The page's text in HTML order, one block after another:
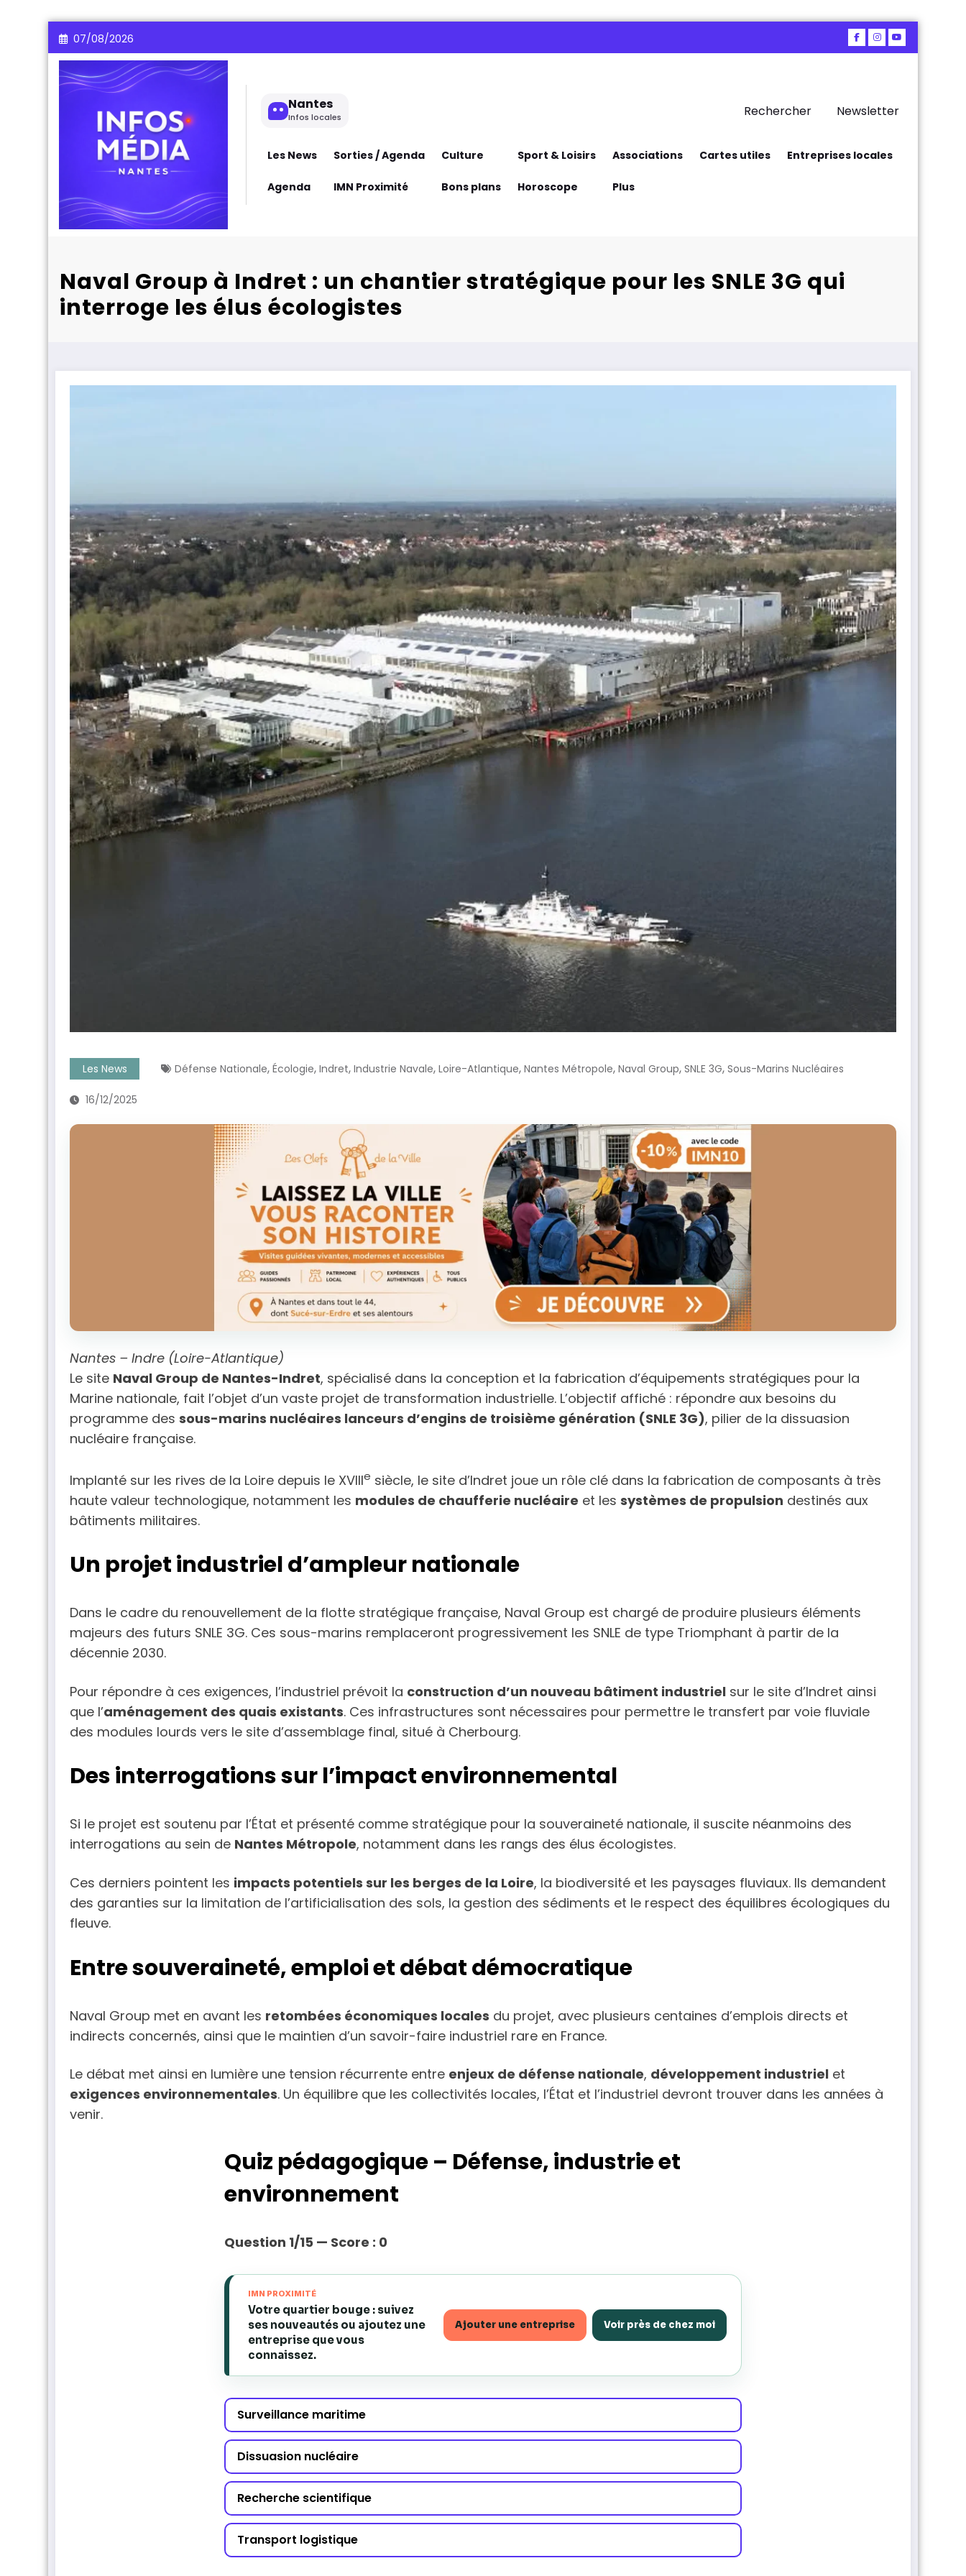
Aller
au
contenu
07/08/2026
Nantes
Infos locales Rechercher Newsletter
Les News Sorties / Agenda Culture Sport & Loisirs Associations Cartes utiles Entreprises locales
Agenda IMN Proximité Bons plans Horoscope Plus
Naval Group à Indret : un chantier stratégique pour les SNLE 3G qui
interroge les élus écologistes
Les News Défense Nationale, Écologie, Indret, Industrie Navale, Loire-Atlantique, Nantes Métropole, Naval Group, SNLE 3G, Sous-Marins Nucléaires
16/12/2025
Nantes – Indre (Loire-Atlantique)
Le site Naval Group de Nantes-Indret, spécialisé dans la conception et la fabrication d’équipements stratégiques pour la
Marine nationale, fait l’objet d’un vaste projet de transformation industrielle. L’objectif affiché : répondre aux besoins du
programme des sous-marins nucléaires lanceurs d’engins de troisième génération (SNLE 3G), pilier de la dissuasion
nucléaire française.
Implanté sur les rives de la Loire depuis le XVIIIe siècle, le site d’Indret joue un rôle clé dans la fabrication de composants à très
haute valeur technologique, notamment les modules de chaufferie nucléaire et les systèmes de propulsion destinés aux
bâtiments militaires.
Un projet industriel d’ampleur nationale
Dans le cadre du renouvellement de la flotte stratégique française, Naval Group est chargé de produire plusieurs éléments
majeurs des futurs SNLE 3G. Ces sous-marins remplaceront progressivement les SNLE de type Triomphant à partir de la
décennie 2030.
Pour répondre à ces exigences, l’industriel prévoit la construction d’un nouveau bâtiment industriel sur le site d’Indret ainsi
que l’aménagement des quais existants. Ces infrastructures sont nécessaires pour permettre le transfert par voie fluviale
des modules lourds vers le site d’assemblage final, situé à Cherbourg.
Des interrogations sur l’impact environnemental
Si le projet est soutenu par l’État et présenté comme stratégique pour la souveraineté nationale, il suscite néanmoins des
interrogations au sein de Nantes Métropole, notamment dans les rangs des élus écologistes.
Ces derniers pointent les impacts potentiels sur les berges de la Loire, la biodiversité et les paysages fluviaux. Ils demandent
des garanties sur la limitation de l’artificialisation des sols, la gestion des sédiments et le respect des équilibres écologiques du
fleuve.
Entre souveraineté, emploi et débat démocratique
Naval Group met en avant les retombées économiques locales du projet, avec plusieurs centaines d’emplois directs et
indirects concernés, ainsi que le maintien d’un savoir-faire industriel rare en France.
Le débat met ainsi en lumière une tension récurrente entre enjeux de défense nationale, développement industriel et
exigences environnementales. Un équilibre que les collectivités locales, l’État et l’industriel devront trouver dans les années à
venir.
Quiz pédagogique – Défense, industrie et
environnement
Question 1/15 — Score : 0
IMN PROXIMITÉ
Votre quartier bouge : suivez
ses nouveautés ou ajoutez une
entreprise que vous
connaissez.
Ajouter une entreprise Voir près de chez moi
Surveillance maritime
Dissuasion nucléaire
Recherche scientifique
Transport logistique